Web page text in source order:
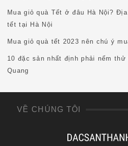
Mua giỏ quà Tết ở đâu Hà Nội?
tết tại Hà Nội
Mua giỏ quà tết 2023 nên chú ý
10 đặc sản nhất định phải nếm
Quang
VỀ CHÚNG TÔI